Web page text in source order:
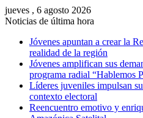
jueves , 6 agosto 2026
Noticias de última hora
Jóvenes apuntan a crear la
realidad de la región
Jóvenes amplifican sus
programa radial “Hablemos
Líderes juveniles impulsan
contexto electoral
Reencuentro emotivo y